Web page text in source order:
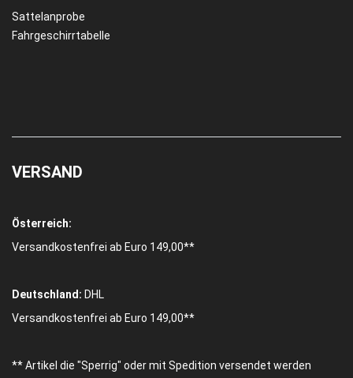
Sattelanprobe
Fahrgeschirrtabelle
VERSAND
Österreich:
Versandkostenfrei ab Euro 149,00**
Deutschland: DHL
Versandkostenfrei ab Euro 149,00**
** Artikel die "Sperrig" oder mit Spedition versendet werden